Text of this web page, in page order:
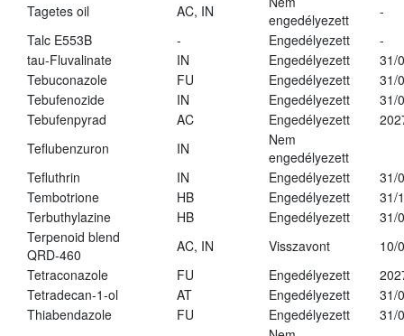
Tagetes oil
AC, IN
engedélyezett
-
Talc E553B
- Engedélyezett
-
tau-Fluvalinate
IN Engedélyezett
31/
Tebuconazole
FU Engedélyezett
31/
Tebufenozide
IN Engedélyezett
31/
Tebufenpyrad
AC Engedélyezett
Teflubenzuron
IN
Nem
engedélyezett
Tefluthrin
IN Engedélyezett
31/
Tembotrione
HB Engedélyezett
31/
Terbuthylazine
HB Engedélyezett
31/
Terpenoid blend
QRD-460
AC, IN Visszavont
10/
Tetraconazole
FU Engedélyezett
Tetradecan-1-ol
AT Engedélyezett
31/
Thiabendazole
FU Engedélyezett
31/